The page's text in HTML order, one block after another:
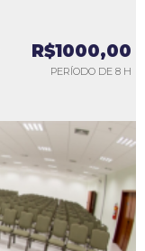
R$1000,00
PERÍODO DE 8 H